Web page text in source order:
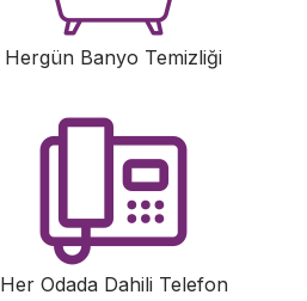
Hergün Banyo Temizliği
Her Odada Dahili Telefon